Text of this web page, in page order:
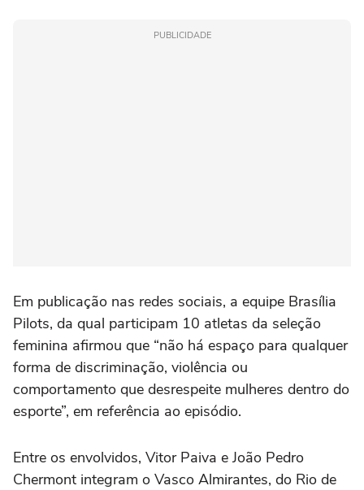
PUBLICIDADE
Em publicação nas redes sociais, a equipe Brasília
Pilots, da qual participam 10 atletas da seleção
feminina afirmou que “não há espaço para qualquer
forma de discriminação, violência ou
comportamento que desrespeite mulheres dentro do
esporte”, em referência ao episódio.
Entre os envolvidos, Vitor Paiva e João Pedro
Chermont integram o Vasco Almirantes, do Rio de